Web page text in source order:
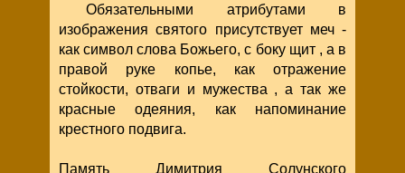
Обязательными атрибутами в
изображения святого присутствует меч -
как символ слова Божьего, с боку щит , а в
правой руке копье, как отражение
стойкости, отваги и мужества , а так же
красные одеяния, как напоминание
крестного подвига.
Память Димитрия Солунского